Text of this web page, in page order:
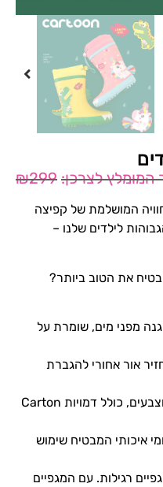
₪299
המושלמת של קפיצה
לילדים שלנו –
את הטוב ביותר?
הגנה מפני מים, שומרת על
אור אחורי להגברת
– מגוון דגמים וצבעים, כולל דמויות Carton
איכותי המבטיח שימוש
רגילות. עם המגפיים